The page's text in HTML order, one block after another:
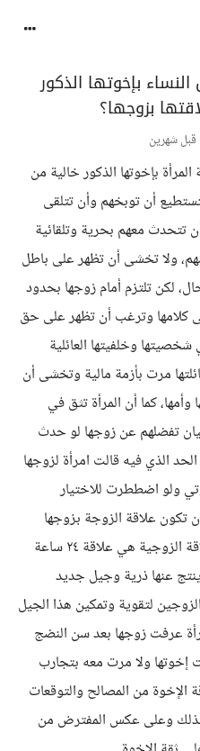
بإخوتها الذكور
بزوجها؟
قبل شهرين
بإخوتها الذكور خالية من
أن توبخهم وأن تتلقى
تتحدث معهم بحرية وتلقائية
ولا تخشى أن تظهر على باطل
لكن تلتزم أمام زوجها بحدود
وترغب أن تظهر على حق
وخلفيتها العائلية
مرت بأزمة مالية وتخشى أن
كما أن المرأة تثق في
تفضلهم عن زوجها لو حدث
الذي فيه قالت امرأة لزوجها
ولو اضططرت للاختيار
علاقة الزوجة بزوجها
أفضل من علاقة الإخوات فعلاقة الزوجية هي علاقة ٢٤ ساعة
عنها ذرية وجيل جديد
لتقوية وتمكين هذا الجيل
عرفت زوجها بعد سن النضج
إخوتها ولا مرت معه بتجارب
الإخوة من المصالح والتوقعات
لذلك وعلى عكس المفترض من